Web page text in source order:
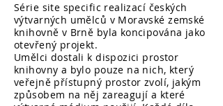
Série site specific realizací českých
výtvarných umělců v Moravské zemské
knihovně v Brně byla koncipována jako
otevřený projekt.
Umělci dostali k dispozici prostor
knihovny a bylo pouze na nich, který
veřejně přístupný prostor zvolí, jakým
způsobem na něj zareagují a které